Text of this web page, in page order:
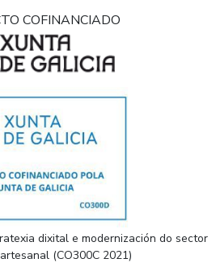
COFINANCIADO
dixital e modernización do sector
(CO300C 2021)